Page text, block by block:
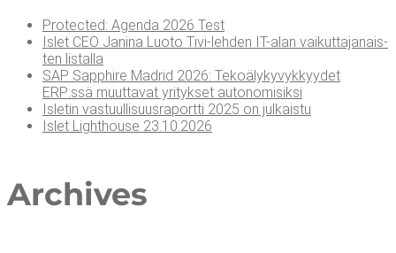
Pro­tec­ted: Agen­da 2026 Test
Islet CEO Jani­na Luo­to Tivi-leh­den IT-alan vai­kut­ta­ja­nais­
ten listalla
SAP Sapp­hi­re Madrid 2026: Teko­ä­ly­ky­vyk­kyy­det
ERP:ssä muut­ta­vat yri­tyk­set autonomisiksi
Isle­tin vas­tuul­li­suus­ra­port­ti 2025 on julkaistu
Islet Light­house 23.10.2026
Arc­hi­ves